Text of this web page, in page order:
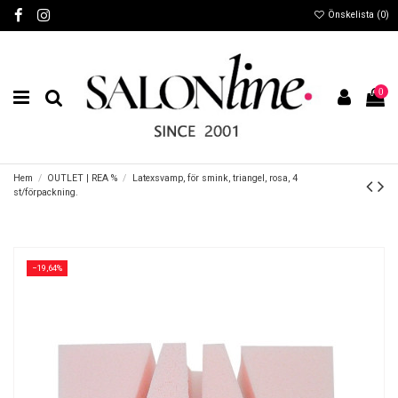
Önskelista (0)
0
Hem OUTLET | REA %
Latexsvamp, för smink, triangel, rosa, 4
st/förpackning.
−19,64%